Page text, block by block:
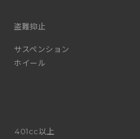
盗難抑止
サスペンション
ホイール
401cc以上